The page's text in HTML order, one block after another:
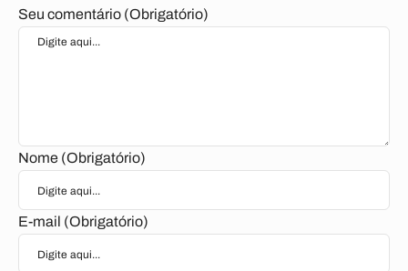
Seu comentário (Obrigatório)
Nome (Obrigatório)
E-mail (Obrigatório)